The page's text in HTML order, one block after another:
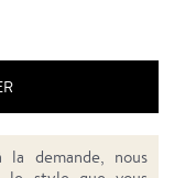
la demande, nous